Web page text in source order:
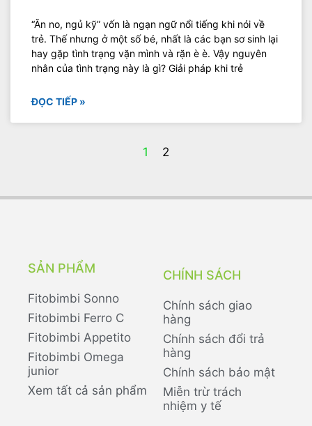
“Ăn no, ngủ kỹ” vốn là ngạn ngữ nổi tiếng khi nói về
trẻ. Thế nhưng ở một số bé, nhất là các bạn sơ sinh lại
hay gặp tình trạng vặn mình và rặn è è. Vậy nguyên
nhân của tình trạng này là gì? Giải pháp khi trẻ
ĐỌC TIẾP »
1 2
SẢN PHẨM
Fitobimbi Sonno
Fitobimbi Ferro C
Fitobimbi Appetito
Fitobimbi Omega
junior
Xem tất cả sản phẩm
CHÍNH SÁCH
Chính sách giao
hàng
Chính sách đổi trả
hàng
Chính sách bảo mật
Miễn trừ trách
nhiệm y tế